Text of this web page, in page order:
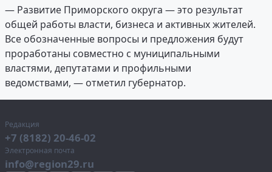
— Развитие Приморского округа — это результат
общей работы власти, бизнеса и активных жителей.
Все обозначенные вопросы и предложения будут
проработаны совместно с муниципальными
властями, депутатами и профильными
ведомствами, — отметил губернатор.
Редакция
+7 (8182) 20-46-02
Электронная почта
info@region29.ru